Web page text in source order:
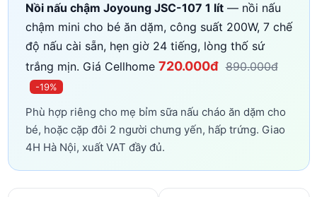
Nồi nấu chậm Joyoung JSC-107 1 lít— nồi nấu
chậm mini cho bé ăn dặm, công suất 200W, 7 chế
độ nấu cài sẵn, hẹn giờ 24 tiếng, lòng thố sứ
trắng mịn. Giá Cellhome 720.000đ 890.000đ
-19%
Phù hợp riêng cho mẹ bỉm sữa nấu cháo ăn dặm cho
bé, hoặc cặp đôi 2 người chưng yến, hấp trứng. Giao
4H Hà Nội, xuất VAT đầy đủ.